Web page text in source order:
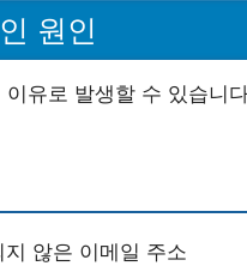
원인
유로 발생할 수 있습니
않은 이메일 주소